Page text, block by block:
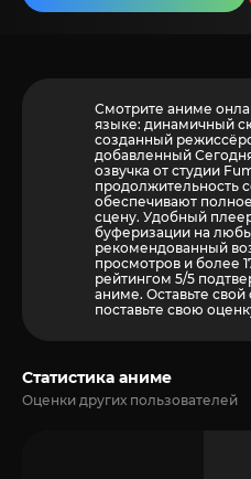
Смотрите аниме
языке: динамичный
созданный
добавленный
озвучка от студии
продолжительность
обеспечивают
сцену. Удобный
буферизации на
рекомендованный
просмотров и более
рейтингом 5/5
аниме. Оставьте
поставьте свою
Статистика аниме
Оценки других пользователей